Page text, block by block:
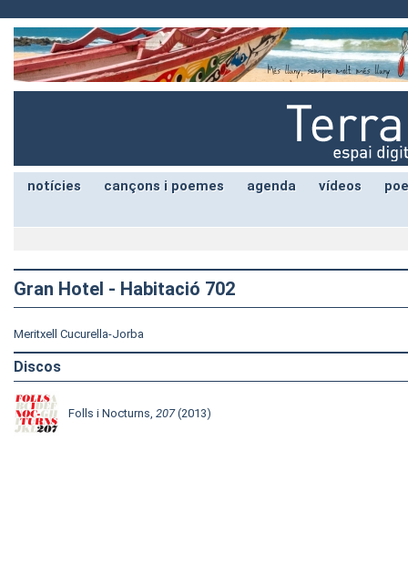
notícies cançons i poemes agenda vídeos
Gran Hotel - Habitació 702
Meritxell Cucurella-Jorba
Discos
Folls i Nocturns, 207(2013)